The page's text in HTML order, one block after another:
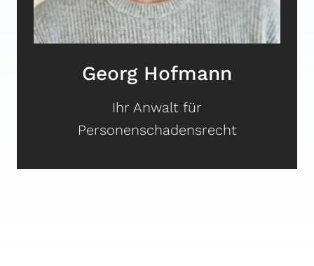
Georg Hofmann
Ihr Anwalt für
Personenschadensrecht